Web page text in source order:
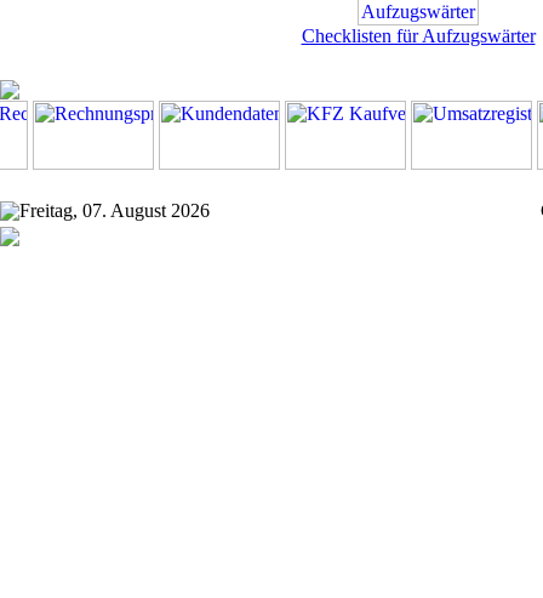
Checklisten für Aufzugswärter
Freitag, 07. August 2026